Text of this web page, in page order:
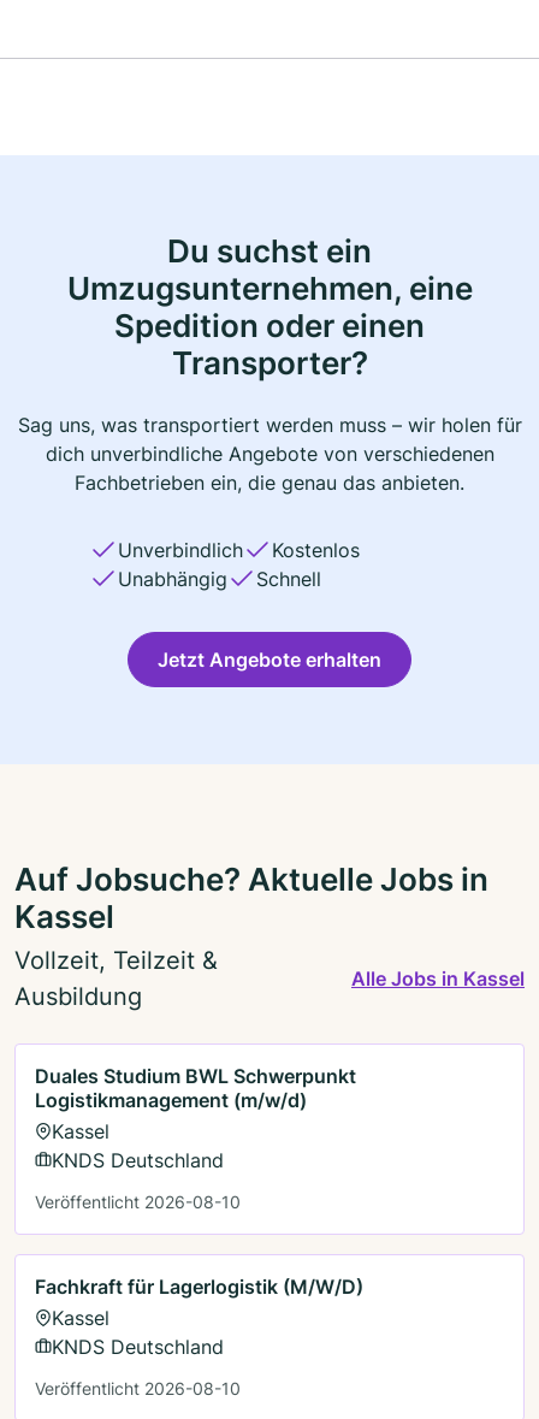
Du suchst ein
Umzugsunternehmen, eine
Spedition oder einen
Transporter?
Sag uns, was transportiert werden muss – wir holen für
dich unverbindliche Angebote von verschiedenen
Fachbetrieben ein, die genau das anbieten.
Unverbindlich
Kostenlos
Unabhängig
Schnell
Jetzt Angebote erhalten
Auf Jobsuche? Aktuelle Jobs in
Kassel
Vollzeit, Teilzeit &
Ausbildung
Alle Jobs in Kassel
Duales Studium BWL Schwerpunkt
Logistikmanagement (m/w/d)
Kassel
KNDS Deutschland
Veröffentlicht 2026-08-10
Fachkraft für Lagerlogistik (M/W/D)
Kassel
KNDS Deutschland
Veröffentlicht 2026-08-10